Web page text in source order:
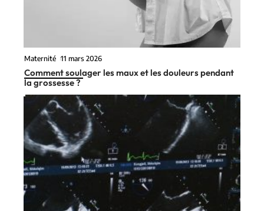
Maternité 11 mars 2026
Comment soulager les maux et les douleurs pendant
la grossesse ?